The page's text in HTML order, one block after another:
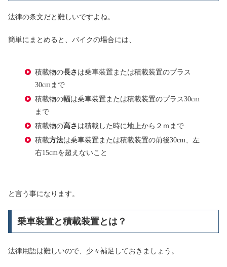
法律の条文だと難しいですよね。
簡単にまとめると、バイクの場合には、
積載物の長さ は乗車装置または積載装置のプラス
30cmまで
積載物の幅は乗車装置または積載装置のプラス30cm
まで
積載物の高さ は積載した時に地上から２ｍまで
積載方法は乗車装置または積載装置の前後30cm、左
右15cmを超えないこと
と言う事になります。
乗車装置と積載装置とは？
法律用語は難しいので、少々補足しておきましょう。